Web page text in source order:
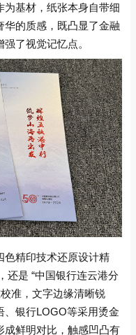
基材，纸张本身自带细
华的质感，既凸显了金融
了视觉记忆点。
色精印技术还原设计精
还是 “中国银行连云港分
准，文字边缘清晰锐
、银行LOGO等采用烫金
成鲜明对比，触感凹凸有